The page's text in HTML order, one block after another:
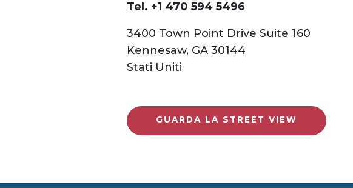
Tel. +1 470 594 5496
3400 Town Point Drive Suite 160
Kennesaw, GA 30144
Stati Uniti
GUARDA LA STREET VIEW